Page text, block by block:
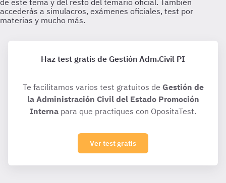
Haz test gratis de Gestión Adm.Civil PI
Te facilitamos varios test gratuitos de Gestión de
la Administración Civil del Estado Promoción
Interna para que practiques con OpositaTest.
Ver test gratis